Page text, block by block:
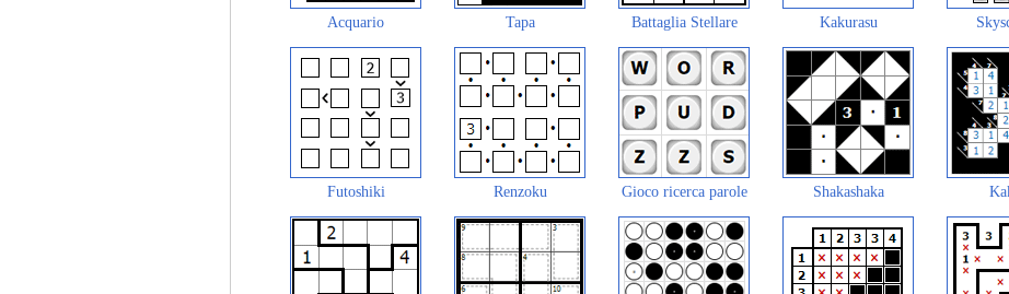
Acquario Tapa Battaglia Stellare Kakurasu
Futoshiki Renzoku Gioco ricerca parole Shakashaka